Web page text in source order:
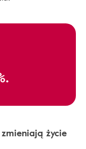
życie